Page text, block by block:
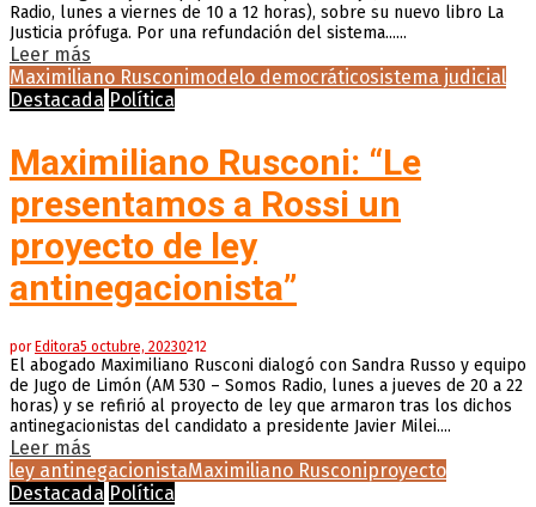
Radio, lunes a viernes de 10 a 12 horas), sobre su nuevo libro La
Justicia prófuga. Por una refundación del sistema......
Leer más
Maximiliano Rusconimodelo democráticosistema judicial
Destacada Política
Maximiliano Rusconi: “Le
presentamos a Rossi un
proyecto de ley
antinegacionista”
por Editora5 octubre, 20230212
El abogado Maximiliano Rusconi dialogó con Sandra Russo y equipo
de Jugo de Limón (AM 530 – Somos Radio, lunes a jueves de 20 a 22
horas) y se refirió al proyecto de ley que armaron tras los dichos
antinegacionistas del candidato a presidente Javier Milei....
Leer más
ley antinegacionistaMaximiliano Rusconiproyecto
Destacada Política